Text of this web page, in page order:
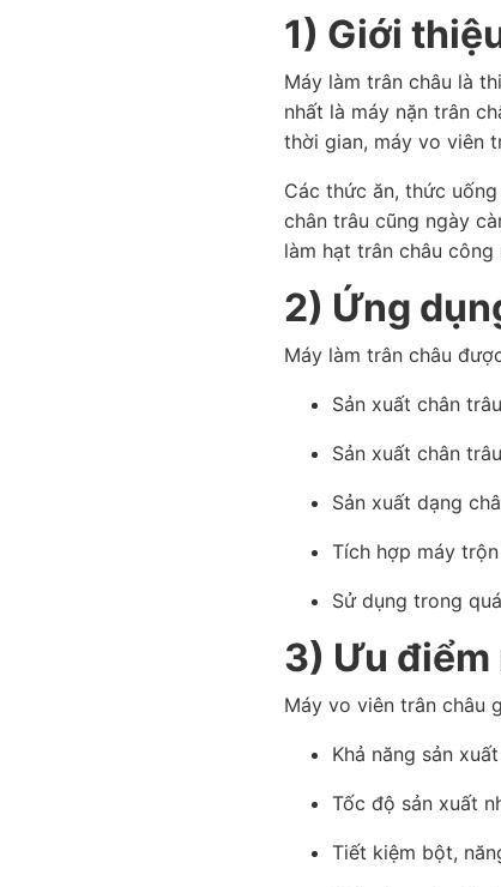
1) Giới
Máy làm trân châu là
nhất là máy nặn trân
thời gian, máy vo viên
Các thức ăn, thức
chân trâu cũng ngày
làm hạt trân châu
2) Ứng
Máy làm trân châu
Sản xuất chân
Sản xuất chân
Sản xuất dạng
Tích hợp máy
Sử dụng trong
3) Ưu điểm
Máy vo viên trân châu
Khả năng sản
Tốc độ sản xuất
Tiết kiệm bột,